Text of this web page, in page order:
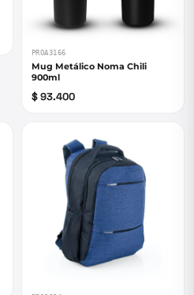
PROA3166
Mug Metálico Noma Chili
900ml
$ 93.400